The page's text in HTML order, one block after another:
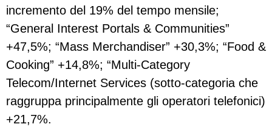
incremento del 19% del tempo mensile;
“General Interest Portals & Communities”
+47,5%; “Mass Merchandiser” +30,3%; “Food &
Cooking” +14,8%; “Multi-Category
Telecom/Internet Services (sotto-categoria che
raggruppa principalmente gli operatori telefonici)
+21,7%.